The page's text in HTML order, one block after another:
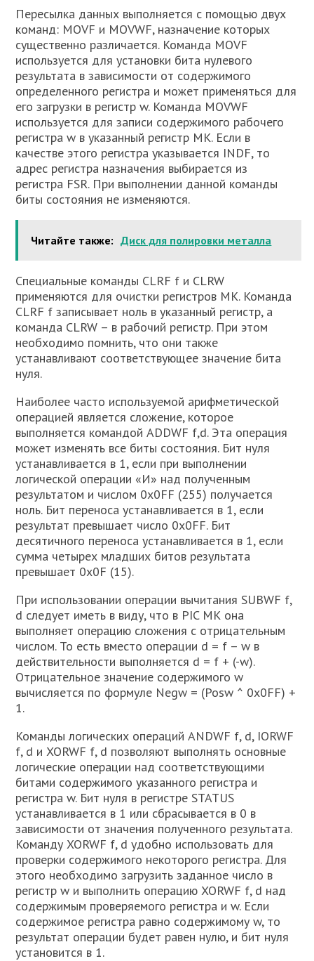
Пересылка данных выполняется с помощью двух
команд: MOVF и MOVWF, назначение которых
существенно различается. Команда MOVF
используется для установки бита нулевого
результата в зависимости от содержимого
определенного регистра и может применяться для
его загрузки в регистр w. Команда MOVWF
используется для записи содержимого рабочего
регистра w в указанный регистр МК. Если в
качестве этого регистра указывается INDF, то
адрес регистра назначения выбирается из
регистра FSR. При выполнении данной команды
биты состояния не изменяются.
Читайте также: Диск для полировки металла
Специальные команды CLRF f и CLRW
применяются для очистки регистров МК. Команда
CLRF f записывает ноль в указанный регистр, а
команда CLRW – в рабочий регистр. При этом
необходимо помнить, что они также
устанавливают соответствующее значение бита
нуля.
Наиболее часто используемой арифметической
операцией является сложение, которое
выполняется командой ADDWF f,d. Эта операция
может изменять все биты состояния. Бит нуля
устанавливается в 1, если при выполнении
логической операции «И» над полученным
результатом и числом 0x0FF (255) получается
ноль. Бит переноса устанавливается в 1, если
результат превышает число 0x0FF. Бит
десятичного переноса устанавливается в 1, если
сумма четырех младших битов результата
превышает 0x0F (15).
При использовании операции вычитания SUBWF f,
d следует иметь в виду, что в PIC МК она
выполняет операцию сложения с отрицательным
числом. То есть вместо операции d = f – w в
действительности выполняется d = f + (-w).
Отрицательное значение содержимого w
вычисляется по формуле Negw = (Posw ^ 0x0FF) +
1.
Команды логических операций ANDWF f, d, IORWF
f, d и XORWF f, d позволяют выполнять основные
логические операции над соответствующими
битами содержимого указанного регистра и
регистра w. Бит нуля в регистре STATUS
устанавливается в 1 или сбрасывается в 0 в
зависимости от значения полученного результата.
Команду XORWF f, d удобно использовать для
проверки содержимого некоторого регистра. Для
этого необходимо загрузить заданное число в
регистр w и выполнить операцию XORWF f, d над
содержимым проверяемого регистра и w. Если
содержимое регистра равно содержимому w, то
результат операции будет равен нулю, и бит нуля
установится в 1.